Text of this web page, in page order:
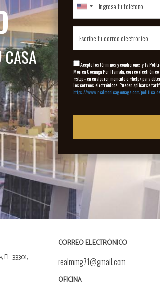
CASA
Acepto los términos y condiciones y la
Monica Goenaga Por llamada, correo
«stop» en cualquier momento o «help» para
los correos electrónicos. Pueden aplicarse
https://www.realmonicagoenaga.com/politica-
33301,
CORREO ELECTRÓNICO
realmmg71@gmail.com
OFICINA